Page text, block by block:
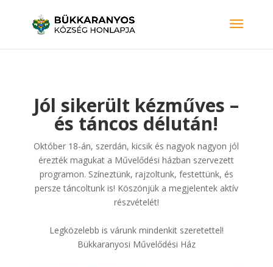
Jól sikerült kézműves –
és táncos délután!
Október 18-án, szerdán, kicsik és nagyok nagyon jól
érezték magukat a Művelődési házban szervezett
programon. Színeztünk, rajzoltunk, festettünk, és
persze táncoltunk is! Köszönjük a megjelentek aktív
részvételét!
Legközelebb is várunk mindenkit szeretettel!
Bükkaranyosi Művelődési Ház